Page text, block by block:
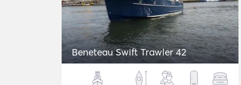
Beneteau Swift Trawler 42